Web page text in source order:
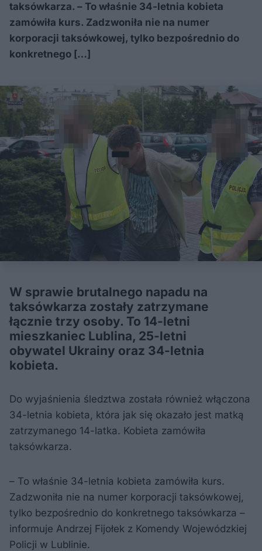
taksówkarza. – To właśnie 34-letnia kobieta
zamówiła kurs. Zadzwoniła nie na numer
korporacji taksówkowej, tylko bezpośrednio do
konkretnego […]
W sprawie brutalnego napadu na
taksówkarza zostały zatrzymane
łącznie trzy osoby. To 14-letni
mieszkaniec Lublina, 25-letni
obywatel Ukrainy oraz 34-letnia
kobieta.
Do wyjaśnienia śledztwa została również włączona
34-letnia kobieta, która jak się okazało jest matką
zatrzymanego 14-latka. Kobieta zamówiła
taksówkarza.
– To właśnie 34-letnia kobieta zamówiła kurs.
Zadzwoniła nie na numer korporacji taksówkowej,
tylko bezpośrednio do konkretnego taksówkarza –
informuje Andrzej Fijołek z Komendy Wojewódzkiej
Policji w Lublinie.